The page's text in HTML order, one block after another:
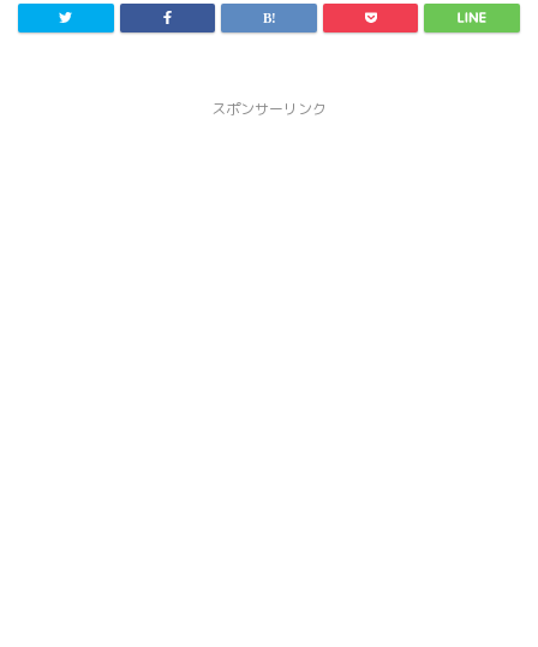
スポンサーリンク